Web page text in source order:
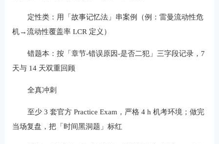
定性类：用「故事记忆法」串案例（例：雷曼流动性危
机→流动性覆盖率 LCR 定义）
错题本：按「章节-错误原因-是否二犯」三字段记录，7
天与 14 天双重回顾
全真冲刺
至少 3 套官方 Practice Exam，严格 4 h 机考环境；做完
当场复盘，把「时间黑洞题」标红